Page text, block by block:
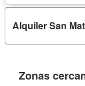
Alquiler San
Zonas